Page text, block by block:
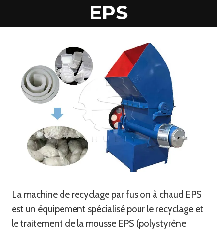
EPS
La machine de recyclage par fusion à chaud EPS
est un équipement spécialisé pour le recyclage et
le traitement de la mousse EPS (polystyrène